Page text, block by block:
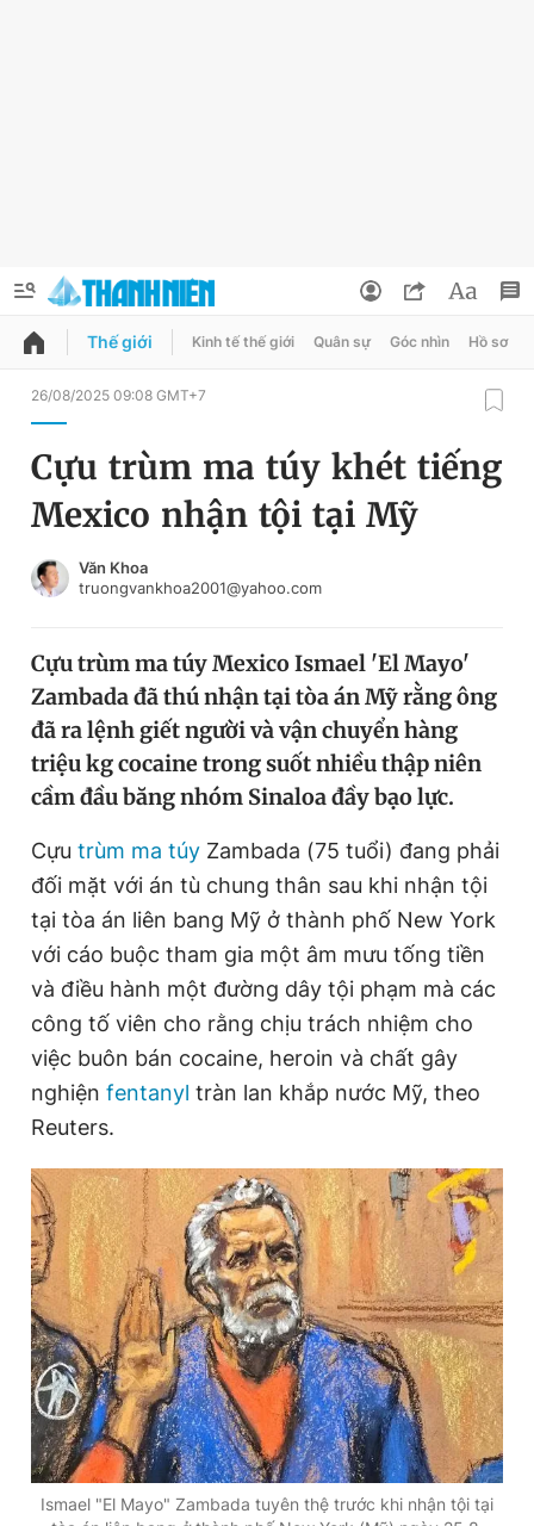
QUẢNG CÁO
Chuyên mục
Chuyên mục khác
Tin thị trường Tin 360
Video Magazine
Sản phẩm khác
Tiện ích Bạn cần biết
Thông tin tòa soạn Liên hệ quảng cáo
Theo dõi báo trên
Hotline
0906 645 777
Liên hệ quảng cáo
0908 780 404
Đặt báo Quảng cáo RSS Tòa soạn Chính sách bảo
Tổng biên tập: Nguyễn Ngọc Toàn
Phó tổng biên tập thường trực: Hải Thành
Đổi mật khẩu
Tin đã lưu
Tin đã xem
Đăng xuất
Thế giới Kinh tế thế giới Quân sự Góc nhìn Hồ sơ
26/08/2025 09:08 GMT+7
Cựu trùm ma túy khét tiếng
Mexico nhận tội tại Mỹ
Văn Khoa
truongvankhoa2001@yahoo.com
Cựu trùm ma túy Mexico Ismael 'El Mayo'
Zambada đã thú nhận tại tòa án Mỹ rằng ông
đã ra lệnh giết người và vận chuyển hàng
triệu kg cocaine trong suốt nhiều thập niên
cầm đầu băng nhóm Sinaloa đầy bạo lực.
Cựu trùm ma túy Zambada (75 tuổi) đang phải
đối mặt với án tù chung thân sau khi nhận tội
tại tòa án liên bang Mỹ ở thành phố New York
với cáo buộc tham gia một âm mưu tống tiền
và điều hành một đường dây tội phạm mà các
công tố viên cho rằng chịu trách nhiệm cho
việc buôn bán cocaine, heroin và chất gây
nghiện fentanyl tràn lan khắp nước Mỹ, theo
Reuters.
Ismael "El Mayo" Zambada tuyên thệ trước khi nhận tội tại